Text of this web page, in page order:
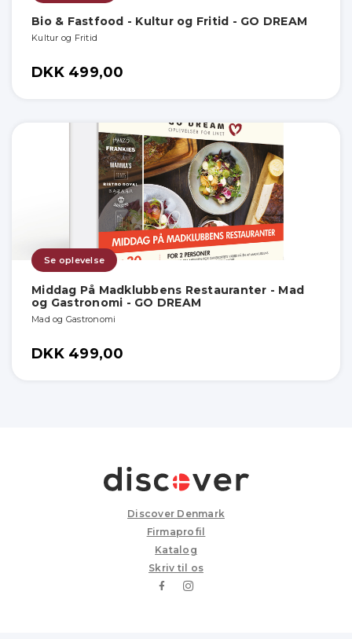
Bio & Fastfood - Kultur og Fritid - GO DREAM
Kultur og Fritid
DKK 499,00
Se oplevelse
Middag På Madklubbens Restauranter - Mad
og Gastronomi - GO DREAM
Mad og Gastronomi
DKK 499,00
Discover Denmark
Firmaprofil
Katalog
Skriv til os